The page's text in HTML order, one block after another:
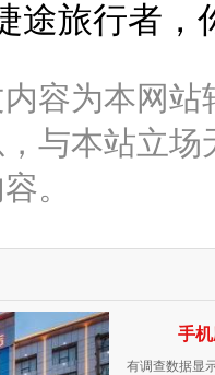
途旅行者，
容为本网
与本站立
。
手
有调查数据显